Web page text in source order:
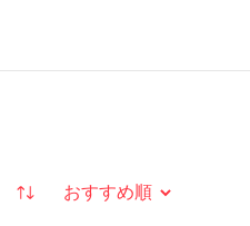
並び替え